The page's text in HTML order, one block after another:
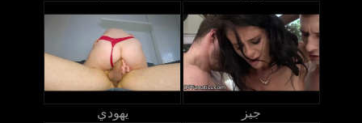
يهودي جيز